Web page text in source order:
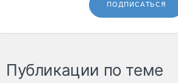
ПОДПИСАТЬСЯ
Публикации по теме